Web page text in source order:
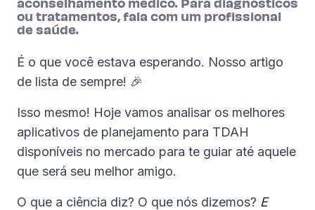
ou tratamentos, fala com um profissional
de saúde.
É o que você estava esperando. Nosso artigo
de lista de sempre! 🎉
Isso mesmo! Hoje vamos analisar os melhores
aplicativos de planejamento para TDAH
disponíveis no mercado para te guiar até aquele
que será seu melhor amigo.
O que a ciência diz? O que nós dizemos? E